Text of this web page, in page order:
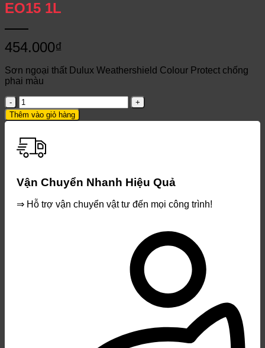
EO15 1L
454.000₫
Sơn ngoại thất Dulux Weathershield Colour Protect chống
phai màu
Dulux
Weathershield
Colour
EO15
1L
Thêm vào giỏ hàng
Vận Chuyển Nhanh Hiệu Quả
⇒ Hỗ trợ vận chuyển vật tư đến mọi công trình!